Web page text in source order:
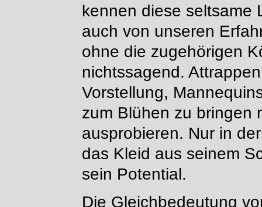
kennen diese seltsame
auch von unseren
ohne die zugehörigen
nichtssagend.
Vorstellung,
zum Blühen zu bringen
ausprobieren. Nur in
das Kleid aus seinem
sein Potential.
Die Gleichbedeutung